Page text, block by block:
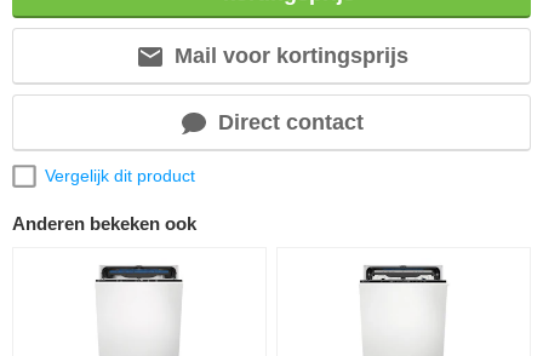
Mail voor kortingsprijs
Direct contact
Vergelijk dit product
Anderen bekeken ook